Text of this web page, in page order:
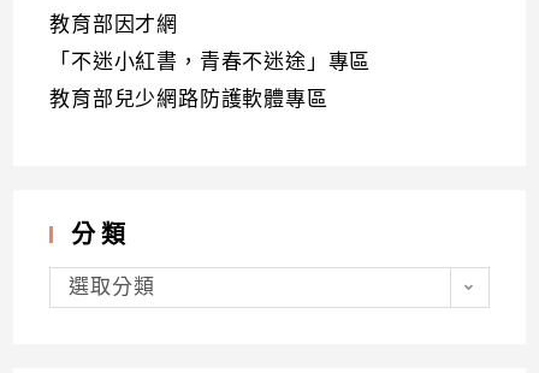
教育部因才網
「不迷小紅書，青春不迷途」專區
教育部兒少網路防護軟體專區
分類
分
類選取分類